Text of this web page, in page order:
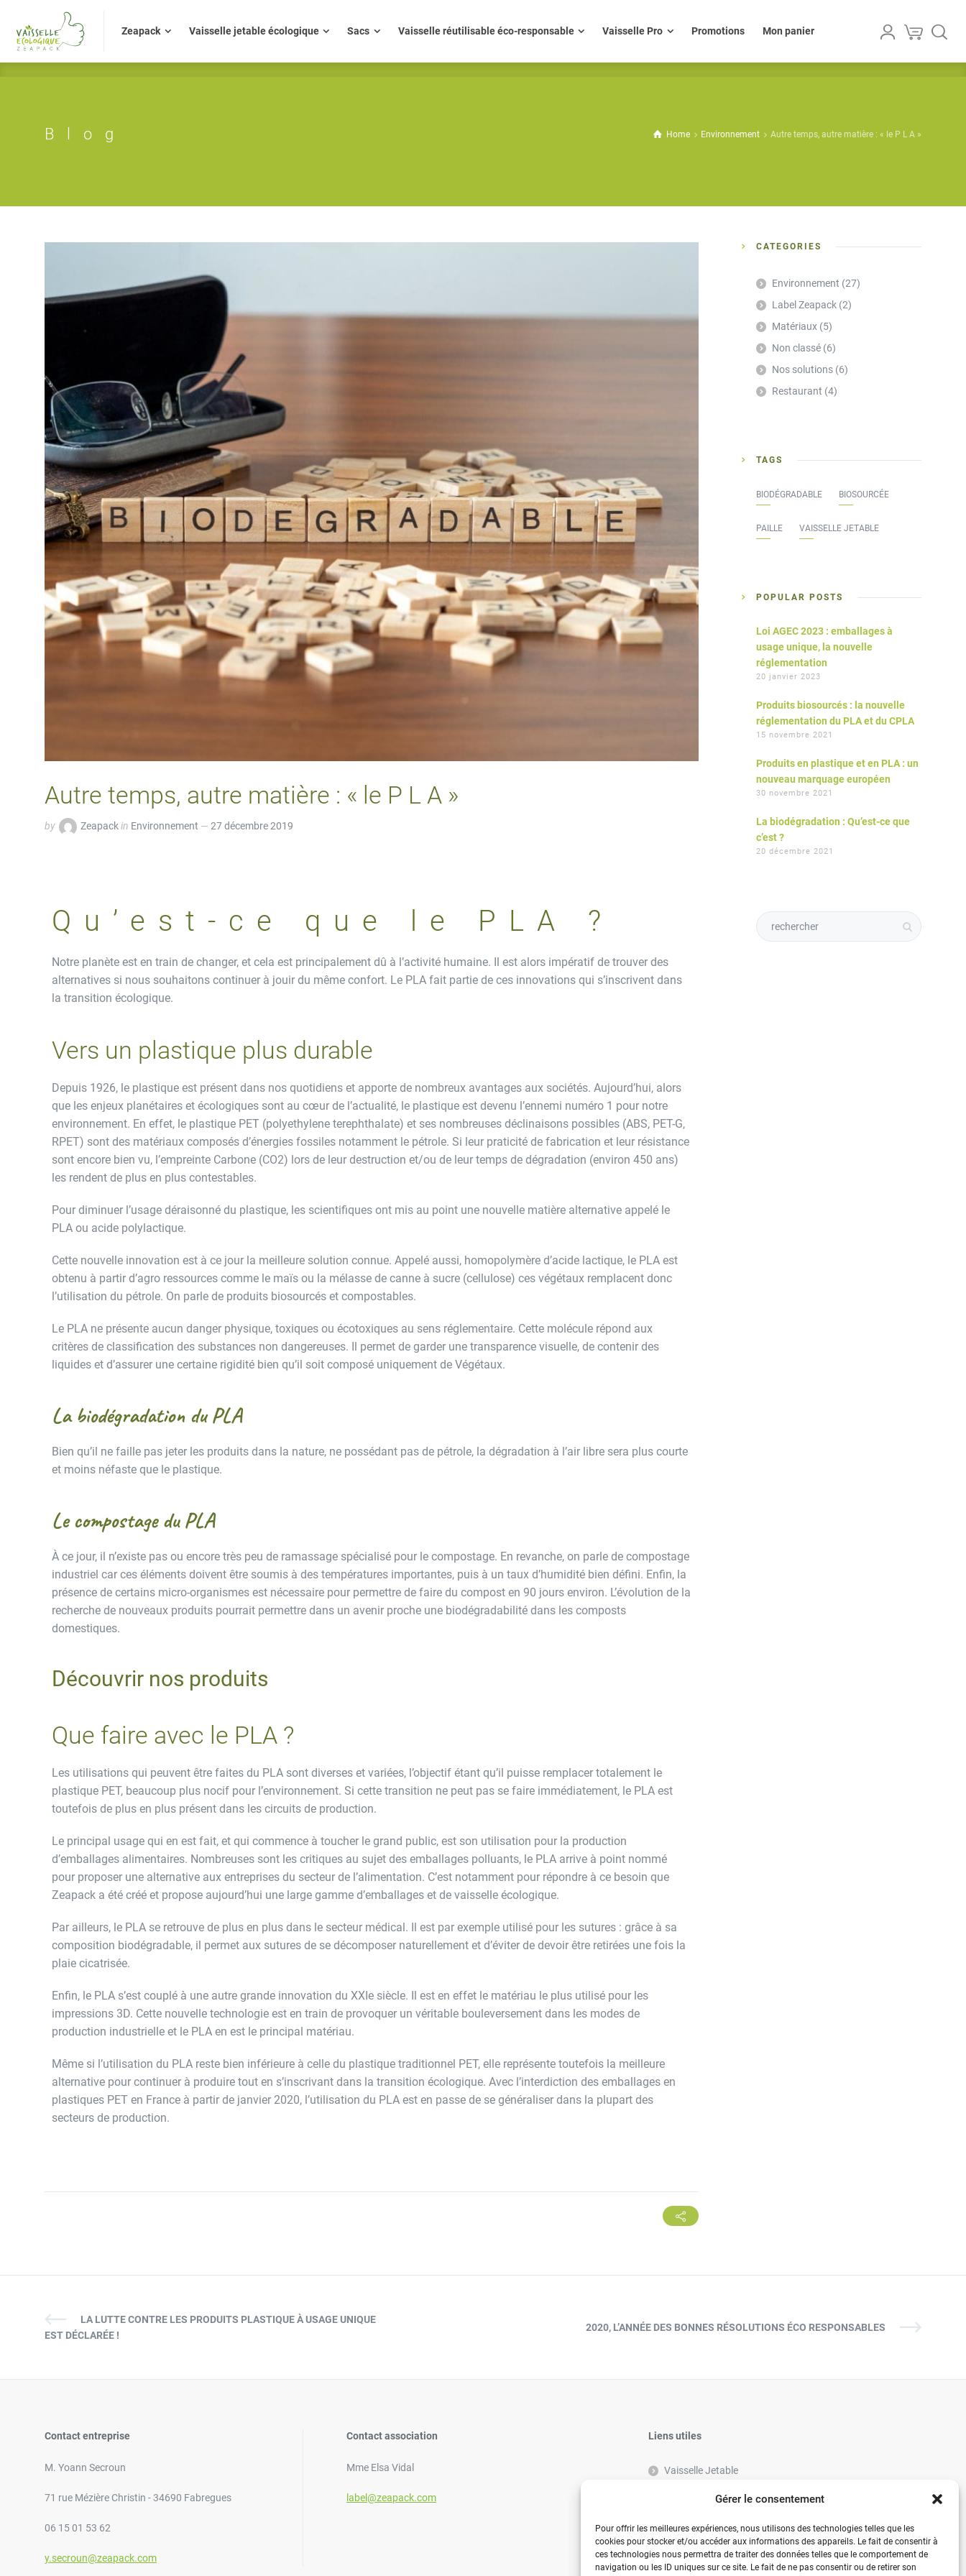
Gérer le consentement
Pour offrir les meilleures expériences, nous utilisons des technologies telles que les
cookies pour stocker et/ou accéder aux informations des appareils. Le fait de consentir à
ces technologies nous permettra de traiter des données telles que le comportement de
navigation ou les ID uniques sur ce site. Le fait de ne pas consentir ou de retirer son
Zeapack Vaisselle jetable écologique Sacs Vaisselle réutilisable éco-responsable Vaisselle Pro Promotions Mon panier
Blog Home Environnement Autre temps, autre matière : « le P L A »
Autre temps, autre matière : « le P L A »
by Zeapackin Environnement 27 décembre 2019
Qu’est-ce que le PLA ?
Notre planète est en train de changer, et cela est principalement dû à l’activité humaine. Il est alors impératif de trouver des
alternatives si nous souhaitons continuer à jouir du même confort. Le PLA fait partie de ces innovations qui s’inscrivent dans
la transition écologique.
Vers un plastique plus durable
Depuis 1926, le plastique est présent dans nos quotidiens et apporte de nombreux avantages aux sociétés. Aujourd’hui, alors
que les enjeux planétaires et écologiques sont au cœur de l’actualité, le plastique est devenu l’ennemi numéro 1 pour notre
environnement. En effet, le plastique PET (polyethylene terephthalate) et ses nombreuses déclinaisons possibles (ABS, PET-G,
RPET) sont des matériaux composés d’énergies fossiles notamment le pétrole. Si leur praticité de fabrication et leur résistance
sont encore bien vu, l’empreinte Carbone (CO2) lors de leur destruction et/ou de leur temps de dégradation (environ 450 ans)
les rendent de plus en plus contestables.
Pour diminuer l’usage déraisonné du plastique, les scientifiques ont mis au point une nouvelle matière alternative appelé le
PLA ou acide polylactique.
Cette nouvelle innovation est à ce jour la meilleure solution connue. Appelé aussi, homopolymère d’acide lactique, le PLA est
obtenu à partir d’agro ressources comme le maïs ou la mélasse de canne à sucre (cellulose) ces végétaux remplacent donc
l’utilisation du pétrole. On parle de produits biosourcés et compostables.
Le PLA ne présente aucun danger physique, toxiques ou écotoxiques au sens réglementaire. Cette molécule répond aux
critères de classification des substances non dangereuses. Il permet de garder une transparence visuelle, de contenir des
liquides et d’assurer une certaine rigidité bien qu’il soit composé uniquement de Végétaux.
La biodégradation du PLA
Bien qu’il ne faille pas jeter les produits dans la nature, ne possédant pas de pétrole, la dégradation à l’air libre sera plus courte
et moins néfaste que le plastique.
Le compostage du PLA
À ce jour, il n’existe pas ou encore très peu de ramassage spécialisé pour le compostage. En revanche, on parle de compostage
industriel car ces éléments doivent être soumis à des températures importantes, puis à un taux d’humidité bien défini. Enfin, la
présence de certains micro-organismes est nécessaire pour permettre de faire du compost en 90 jours environ. L’évolution de la
recherche de nouveaux produits pourrait permettre dans un avenir proche une biodégradabilité dans les composts
domestiques.
Découvrir nos produits
Que faire avec le PLA ?
Les utilisations qui peuvent être faites du PLA sont diverses et variées, l’objectif étant qu’il puisse remplacer totalement le
plastique PET, beaucoup plus nocif pour l’environnement. Si cette transition ne peut pas se faire immédiatement, le PLA est
toutefois de plus en plus présent dans les circuits de production.
Le principal usage qui en est fait, et qui commence à toucher le grand public, est son utilisation pour la production
d’emballages alimentaires. Nombreuses sont les critiques au sujet des emballages polluants, le PLA arrive à point nommé
pour proposer une alternative aux entreprises du secteur de l’alimentation. C’est notamment pour répondre à ce besoin que
Zeapack a été créé et propose aujourd’hui une large gamme d’emballages et de vaisselle écologique.
Par ailleurs, le PLA se retrouve de plus en plus dans le secteur médical. Il est par exemple utilisé pour les sutures : grâce à sa
composition biodégradable, il permet aux sutures de se décomposer naturellement et d’éviter de devoir être retirées une fois la
plaie cicatrisée.
Enfin, le PLA s’est couplé à une autre grande innovation du XXIe siècle. Il est en effet le matériau le plus utilisé pour les
impressions 3D. Cette nouvelle technologie est en train de provoquer un véritable bouleversement dans les modes de
production industrielle et le PLA en est le principal matériau.
Même si l’utilisation du PLA reste bien inférieure à celle du plastique traditionnel PET, elle représente toutefois la meilleure
alternative pour continuer à produire tout en s’inscrivant dans la transition écologique. Avec l’interdiction des emballages en
plastiques PET en France à partir de janvier 2020, l’utilisation du PLA est en passe de se généraliser dans la plupart des
secteurs de production.
CATEGORIES
Environnement (27)
Label Zeapack (2)
Matériaux (5)
Non classé (6)
Nos solutions (6)
Restaurant (4)
TAGS
BIODÉGRADABLE BIOSOURCÉE
PAILLE VAISSELLE JETABLE
POPULAR POSTS
Loi AGEC 2023 : emballages à
usage unique, la nouvelle
réglementation
20 janvier 2023
Produits biosourcés : la nouvelle
réglementation du PLA et du CPLA
15 novembre 2021
Produits en plastique et en PLA : un
nouveau marquage européen
30 novembre 2021
La biodégradation : Qu’est-ce que
c’est ?
20 décembre 2021
LA LUTTE CONTRE LES PRODUITS PLASTIQUE À USAGE UNIQUE
EST DÉCLARÉE !
2020, L’ANNÉE DES BONNES RÉSOLUTIONS ÉCO RESPONSABLES
Contact entreprise
M. Yoann Secroun
71 rue Mézière Christin - 34690 Fabregues
06 15 01 53 62
y.secroun@zeapack.com
Contact association
Mme Elsa Vidal
label@zeapack.com
Liens utiles
Vaisselle Jetable
Vaisselle réutilisable éco-responsable